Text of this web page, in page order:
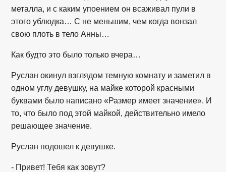
металла, и с каким упоением он всаживал пули в
этого ублюдка… С не меньшим, чем когда вонзал
свою плоть в тело Анны…
Как будто это было только вчера…
Руслан окинул взглядом темную комнату и заметил в
одном углу девушку, на майке которой красными
буквами было написано «Размер имеет значение». И
то, что было под этой майкой, действительно имело
решающее значение.
Руслан подошел к девушке.
- Привет! Тебя как зовут?